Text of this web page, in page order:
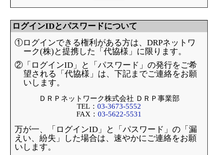
ログインIDとパスワードについて
①ログインできる権利がある方は、DRPネットワ
ーク(株)と提携した「代協様」に限ります。
②「ログインID」と「パスワード」の発行をご希
望される「代協様」は、下記までご連絡をお願
いします。
ＤＲＰネットワーク株式会社 ＤＲＰ事業部
TEL： 03-3673-5552
FAX： 03-5622-5531
万が一、「ログインID」と「パスワード」の「漏
えい、紛失」した場合は、速やかにご連絡をお願
いします。